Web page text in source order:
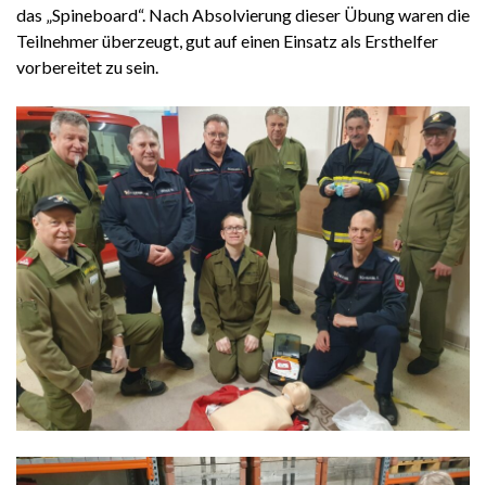
das „Spineboard“. Nach Absolvierung dieser Übung waren die
Teilnehmer überzeugt, gut auf einen Einsatz als Ersthelfer
vorbereitet zu sein.